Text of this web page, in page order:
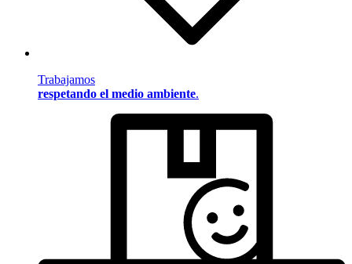
Trabajamos
respetando el medio ambiente.